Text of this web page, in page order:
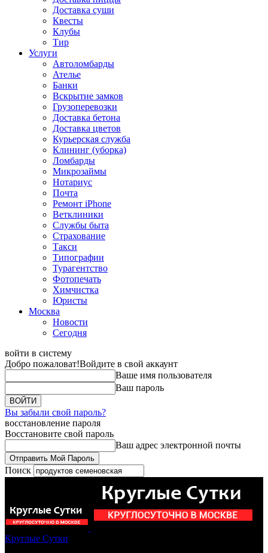
Доставка суши
Квесты
Клубы
Тир
Услуги
Автоломбарды
Ателье
Банки
Вскрытие замков
Грузоперевозки
Доставка бетона
Доставка цветов
Курьерская служба
Клининг (уборка)
Ломбарды
Микрозаймы
Нотариус
Почта
Ремонт iPhone
Ветклиники
Службы быта
Страхование
Такси
Типографии
Турагентство
Фотопечать
Химчистка
Юристы
Москва
Новости
Сегодня
войти в систему
Добро пожаловат!Войдите в свой аккаунт
Ваше имя пользователя
Ваш пароль
Вы забыли свой пароль?
восстановление пароля
Восстановите свой пароль
Ваш адрес электронной почты
Поиск
Круглые Сутки